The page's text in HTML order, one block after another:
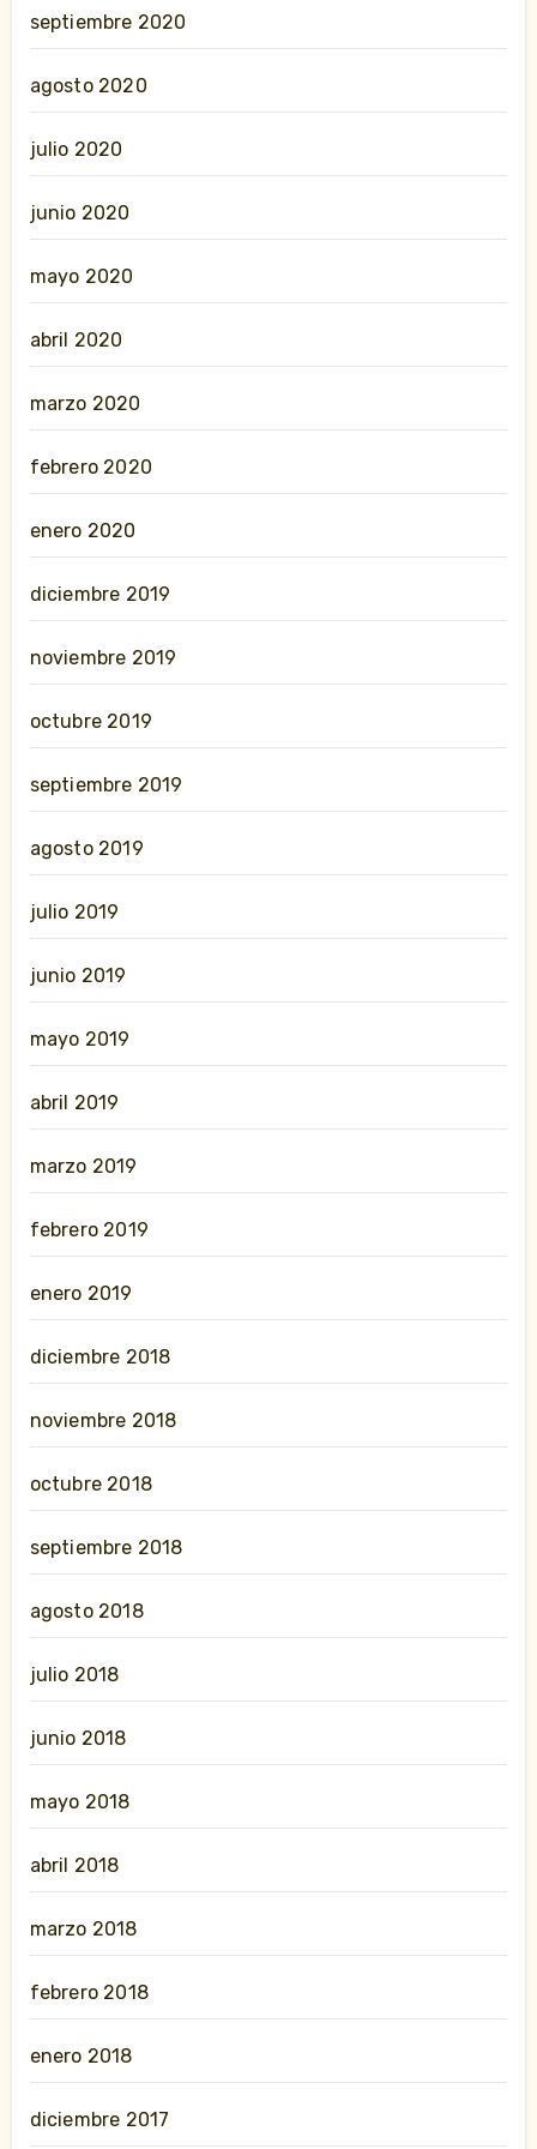
septiembre 2020
agosto 2020
julio 2020
junio 2020
mayo 2020
abril 2020
marzo 2020
febrero 2020
enero 2020
diciembre 2019
noviembre 2019
octubre 2019
septiembre 2019
agosto 2019
julio 2019
junio 2019
mayo 2019
abril 2019
marzo 2019
febrero 2019
enero 2019
diciembre 2018
noviembre 2018
octubre 2018
septiembre 2018
agosto 2018
julio 2018
junio 2018
mayo 2018
abril 2018
marzo 2018
febrero 2018
enero 2018
diciembre 2017